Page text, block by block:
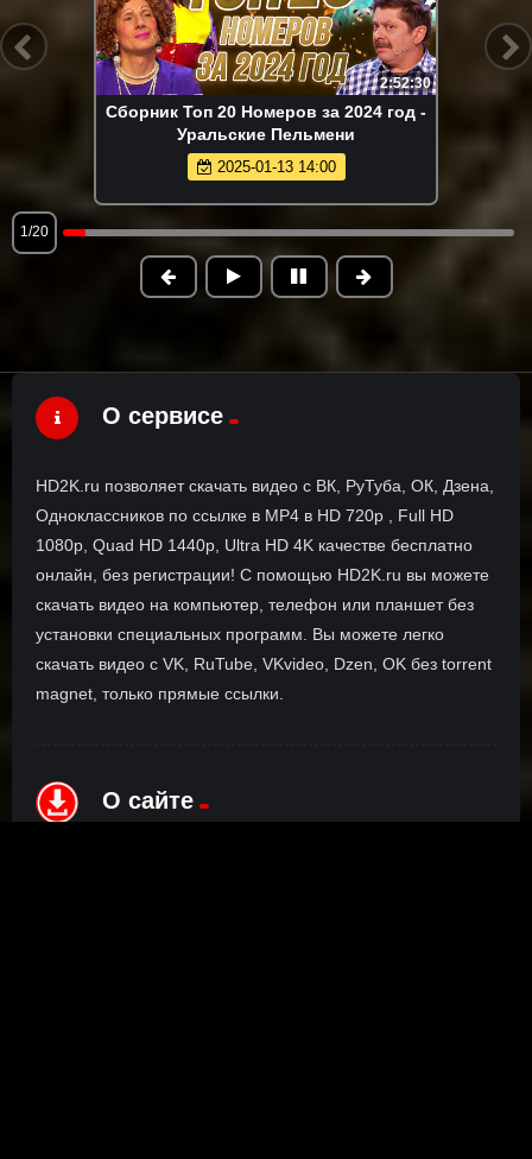
2:52:30
Сборник Топ 20 Номеров за 2024 год -
Уральские Пельмени
2025-01-13 14:00
1/20
О сервисе
HD2K.ru позволяет скачать видео с ВК, РуТуба, ОК, Дзена,
Одноклассников по ссылке в MP4 в HD 720p , Full HD
1080p, Quad HD 1440p, Ultra HD 4K качестве бесплатно
онлайн, без регистрации! С помощью HD2K.ru вы можете
скачать видео на компьютер, телефон или планшет без
установки специальных программ. Вы можете легко
скачать видео с VK, RuTube, VKvideo, Dzen, OK без torrent
magnet, только прямые ссылки.
О сайте